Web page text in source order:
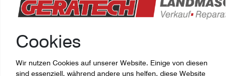
Ersatzteil Landtechnik:
Lager Bearing
Hersteller: Case,
Ersatzteilnummer: 387284A1,
original, neuwertig,
Cookies
Wir nutzen Cookies auf unserer Website. Einige von diesen
sind essenziell, während andere uns helfen, diese Website